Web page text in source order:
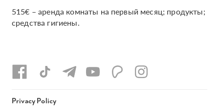
515€ – аренда комнаты на первый месяц; продукты;
средства гигиены.
Privacy Policy